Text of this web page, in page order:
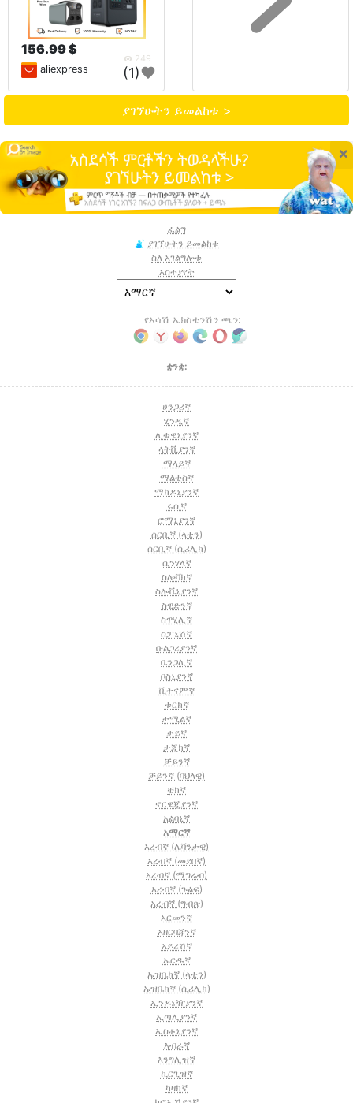
156.99 $
249
aliexpress (1)
ያገኘሁትን ይመልከቱ >
×
ፈልግ
ያገኘሁትን ይመልከቱ
ስለ አገልግሎቱ
አስተያየት
የአሳሽ ኤክስቴንሽን ጫን:
ቋንቋ:
ሀንጋሪኛ
ሂንዲኛ
ሊቱዌኒያንኛ
ላትቪያንኛ
ማላይኛ
ማልቲስኛ
ማክዶኒያንኛ
ሩሲኛ
ሮማኒያንኛ
ሰርቢኛ (ላቲን)
ሰርቢኛ (ሲሪሊክ)
ሲንሃላኛ
ስሎቫክኛ
ስሎቬኒያንኛ
ስዊድንኛ
ስዋሂሊኛ
ስፓኒሽኛ
ቡልጋሪያንኛ
ቤንጋሊኛ
ቦስኒያንኛ
ቪትናምኛ
ቱርክኛ
ታሚልኛ
ታይኛ
ታጂክኛ
ቻይንኛ
ቻይንኛ (ባህላዊ)
ቼክኛ
ኖርዌጂያንኛ
አልባኒኛ
አማርኛ
አረብኛ (ሌቫንታዊ)
አረብኛ (መደበኛ)
አረብኛ (ማግሬብ)
አረብኛ (ጉልፍ)
አረብኛ (ግብጽ)
አርመንኛ
አዘርባጃንኛ
አይሪሽኛ
ኡርዱኛ
ኡዝቤክኛ (ላቲን)
ኡዝቤክኛ (ሲሪሊክ)
ኢንዶኔዥያንኛ
ኢጣሊያንኛ
ኤስቶኒያንኛ
እብራኛ
እንግሊዝኛ
ኪርጊዝኛ
ካዛክኛ